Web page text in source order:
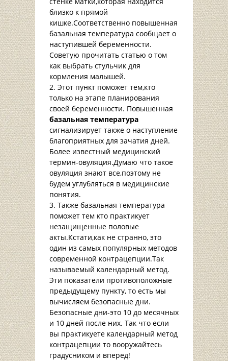
близко к прямой
кишке.Соответственно повышенная
базальная температура сообщает о
наступившей беременности.
Советую прочитать статью о том
как выбрать стульчик для
кормления малышей.
Этот пункт поможет тем,кто
только на этапе планирования
своей беременности. Повышенная
базальная температура
сигнализирует также о наступление
благоприятных для зачатия дней.
Более известный медицинский
термин-овуляция.Думаю что такое
овуляция знают все,поэтому не
будем углубляться в медицинские
понятия.
Также базальная температура
поможет тем кто практикует
незащищенные половые
акты.Кстати,как не странно, это
один из самых популярных методов
современной контрацепции.Так
называемый календарный метод.
Эти показатели противоположные
предыдущему пункту, то есть мы
вычисляем безопасные дни.
Безопасные дни-это 10 до месячных
и 10 дней после них. Так что если
вы практикуете календарный метод
контрацепции то вооружайтесь
градусником и вперед!